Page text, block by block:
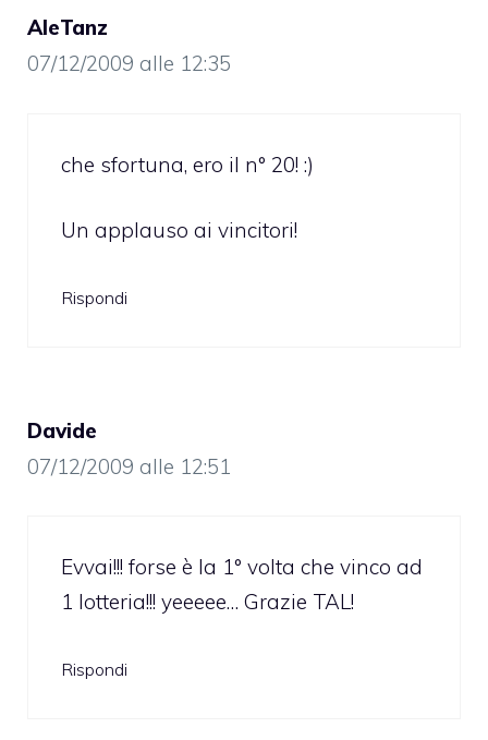
AleTanz
07/12/2009 alle 12:35
che sfortuna, ero il n° 20! :)
Un applauso ai vincitori!
Rispondi
Davide
07/12/2009 alle 12:51
Evvai!!! forse è la 1° volta che vinco ad
1 lotteria!!! yeeeee… Grazie TAL!
Rispondi